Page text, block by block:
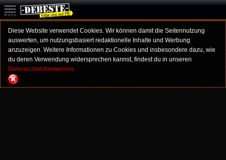
Diese Website verwendet Cookies. Wir können damit die Seitennutzung
auswerten, um nutzungsbasiert redaktionelle Inhalte und Werbung
anzuzeigen. Weitere Informationen zu Cookies und insbesondere dazu, wie
du deren Verwendung widersprechen kannst, findest du in unseren
Datenschutzhinweisen.